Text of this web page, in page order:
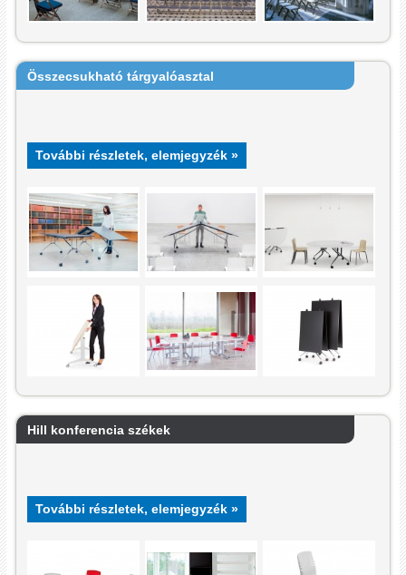
Összecsukható tárgyalóasztal
További részletek, elemjegyzék »
Hill konferencia székek
További részletek, elemjegyzék »